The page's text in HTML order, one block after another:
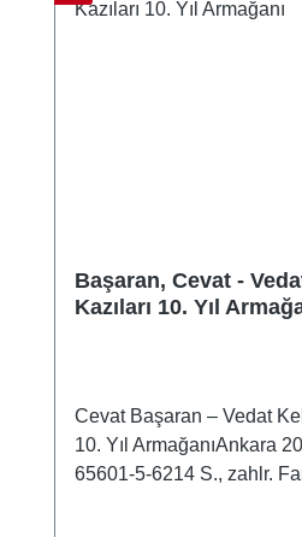
Başaran, Cevat -
Kazıları 10. Yıl
Cevat Başaran – Vedat
10. Yıl ArmağanıAnkara
65601-5-6214 S., zahlr.